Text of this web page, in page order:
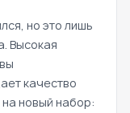
но это лишь
Высокая
качество
новый набор: